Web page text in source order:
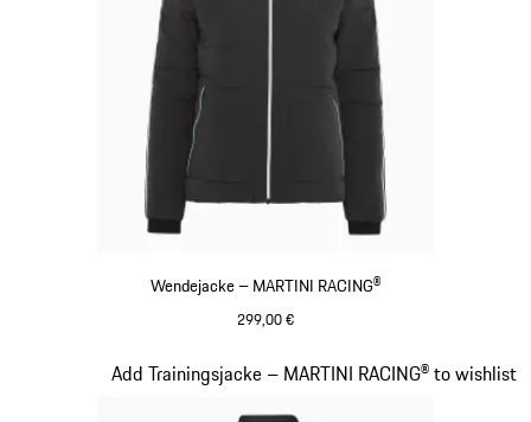
Wendejacke – MARTINI RACING®
299,00 €
Add Trainingsjacke – MARTINI RACING® to wishlist
Slide 12 von 20